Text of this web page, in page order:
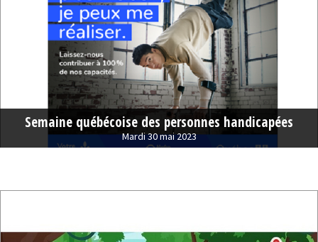
Semaine québécoise des personnes handicapées
Mardi 30 mai 2023